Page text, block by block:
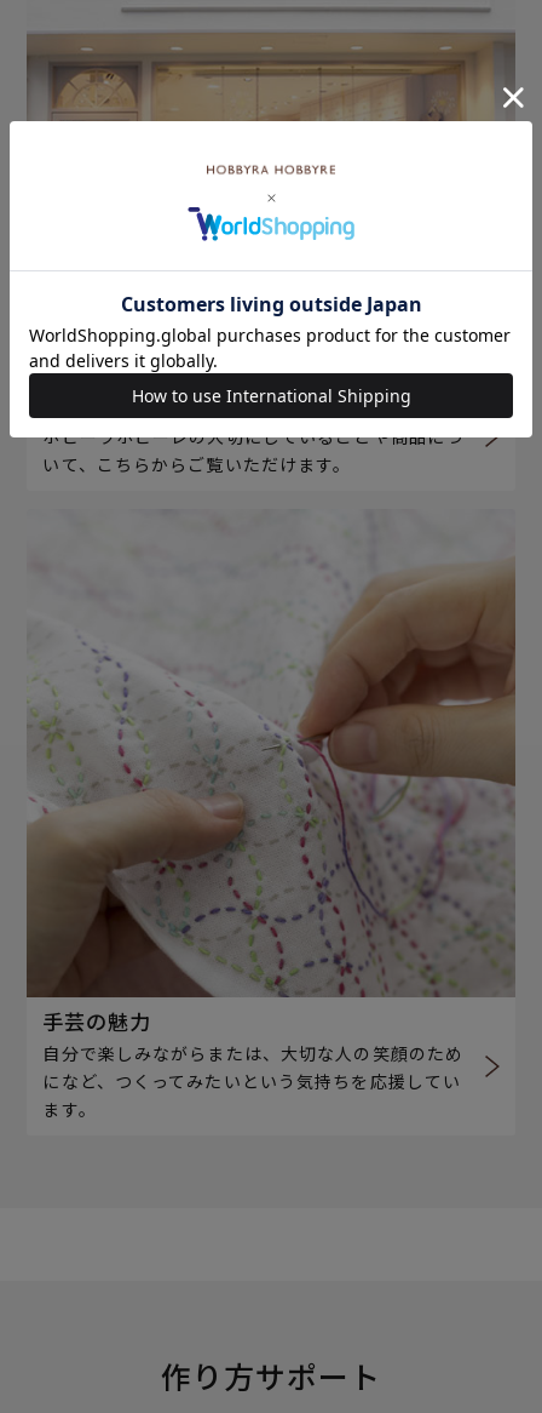
ホビーラホビーレについて
ホビーラホビーレの大切にしていることや商品につ
いて、こちらからご覧いただけます。
手芸の魅力
自分で楽しみながらまたは、大切な人の笑顔のため
になど、つくってみたいという気持ちを応援してい
ます。
作り方サポート